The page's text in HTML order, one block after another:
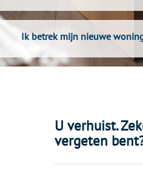
Ik betrek mijn nieuwe
U verhuist.
vergeten